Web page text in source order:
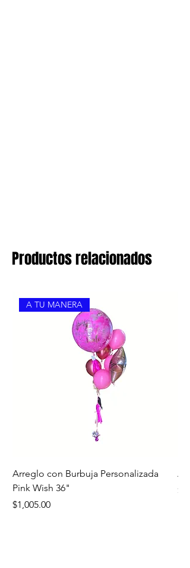
Productos relacionados
A TU MANERA
Arreglo con Burbuja Personalizada
Pink Wish 36"
Precio
$1,005.00